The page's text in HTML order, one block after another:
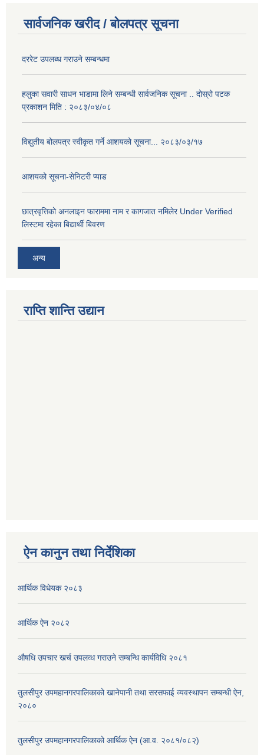
सार्वजनिक खरीद / बोलपत्र सूचना
दररेट उपलब्ध गराउने सम्बन्धमा
हलुका सवारी साधन भाडामा लिने सम्बन्धी सार्वजनिक सूचना .. दोस्रो पटक
प्रकाशन मिति : २०८३/०४/०८
विद्युतीय बोलपत्र स्वीकृत गर्ने आशयको सूचना... २०८३/०३/१७
आशयको सूचना-सेनिटरी प्याड
छात्रवृत्तिको अनलाइन फाराममा नाम र कागजात नमिलेर Under Verified
लिस्टमा रहेका बिद्यार्थी बिवरण
अन्य
राप्ति शान्ति उद्यान
ऐन कानुन तथा निर्देशिका
आर्थिक विधेयक २०८३
आर्थिक ऐन २०८२
औषधि उपचार खर्च उपलव्ध गराउने सम्बन्धि कार्यविधि २०८१
तुलसीपुर उपमहानगरपालिकाको खानेपानी तथा सरसफाई व्यवस्थापन सम्बन्धी ऐन,
२०८०
तुलसीपुर उपमहानगरपालिकाको आर्थिक ऐन (आ.व. २०८१/०८२)